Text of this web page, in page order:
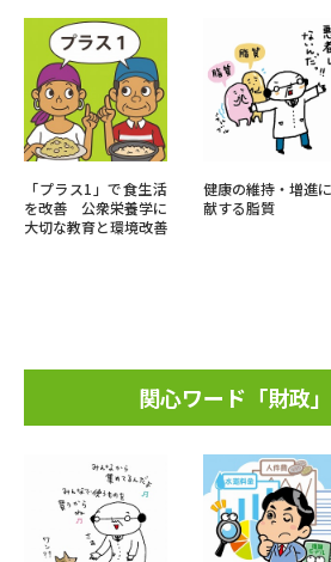
「プラス1」で食生活
を改善 公衆栄養学に
大切な教育と環境改善
健康の維持・増進
献する脂質
関心ワード「財政